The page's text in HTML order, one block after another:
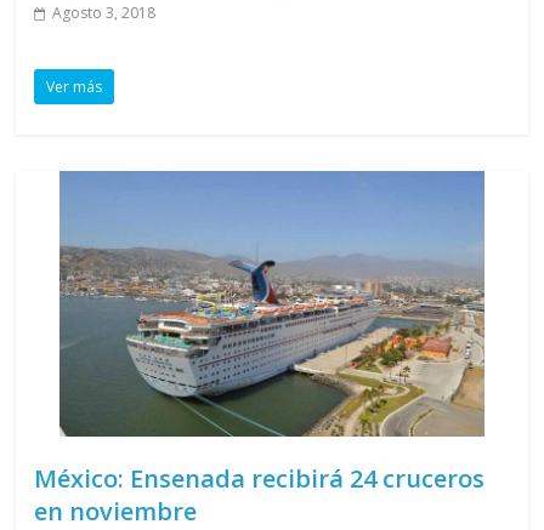
Agosto 3, 2018
Ver más
México: Ensenada recibirá 24 cruceros
en noviembre